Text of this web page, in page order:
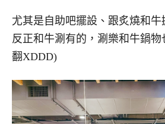
尤其是自助吧擺設、跟炙燒和牛
反正和牛涮有的，涮樂和牛鍋
翻XDDD)